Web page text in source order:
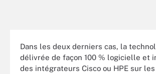
Dans les deux derniers cas, la
délivrée de façon 100 % logicielle et
des intégrateurs Cisco ou HPE sur